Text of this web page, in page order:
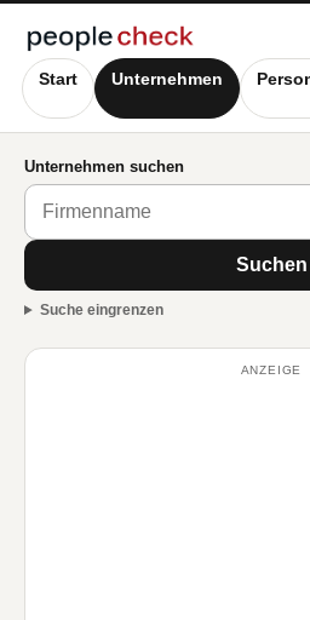
Start Unternehmen
Unternehmen suchen
Suchen
Suche eingrenzen
ANZEIGE